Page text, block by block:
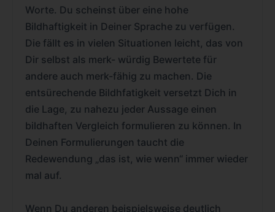
Worte. Du scheinst über eine hohe
Bildhaftigkeit in Deiner Sprache zu verfügen.
Die fällt es in vielen Situationen leicht, das von
Dir selbst als merk- würdig Bewertete für
andere auch merk-fähig zu machen. Die
entsürechende Bildhfatigkeit versetzt Dich in
die Lage, zu nahezu jeder Aussage einen
bildhaften Vergleich formulieren zu können. In
Deinen Formulierungen taucht die
Redewendung „das ist, wie wenn“ immer wieder
mal auf.
Wenn Du anderen beispielsweise deutlich